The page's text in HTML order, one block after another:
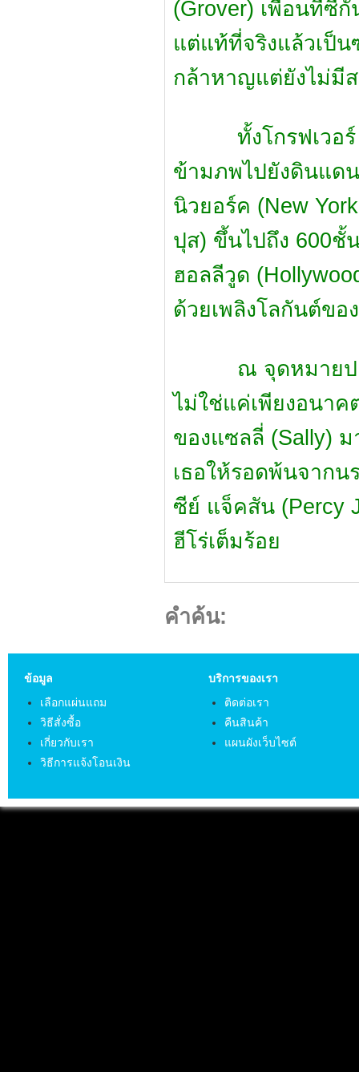
(Grover) เพื่อนที่ซี้
แต่แท้ที่จริงแล้วเป็
กล้าหาญแต่ยังไม่มี
ทั้งโกรฟเวอร์ แ
ข้ามภพไปยังดินแด
นิวยอร์ค (New
ปุส) ขึ้นไปถึง 600ชั้
ฮอลลีวูด
ด้วยเพลิงโลกันต์ขอ
ณ จุดหมายปลา
ไม่ใช่แค่เพียงอนา
ของแซลลี่ (Sally)
เธอให้รอดพ้นจากน
ซีย์ แจ็คสัน (Percy
ฮีโร่เต็มร้อย
คำค้น:
ข้อมูล
เลือกแผ่นแถม
วิธีสั่งซื้อ
เกี่ยวกับเรา
วิธีการแจ้งโอนเงิน
บริการของเรา
ติดต่อเรา
คืนสินค้า
แผนผังเว็บไซต์